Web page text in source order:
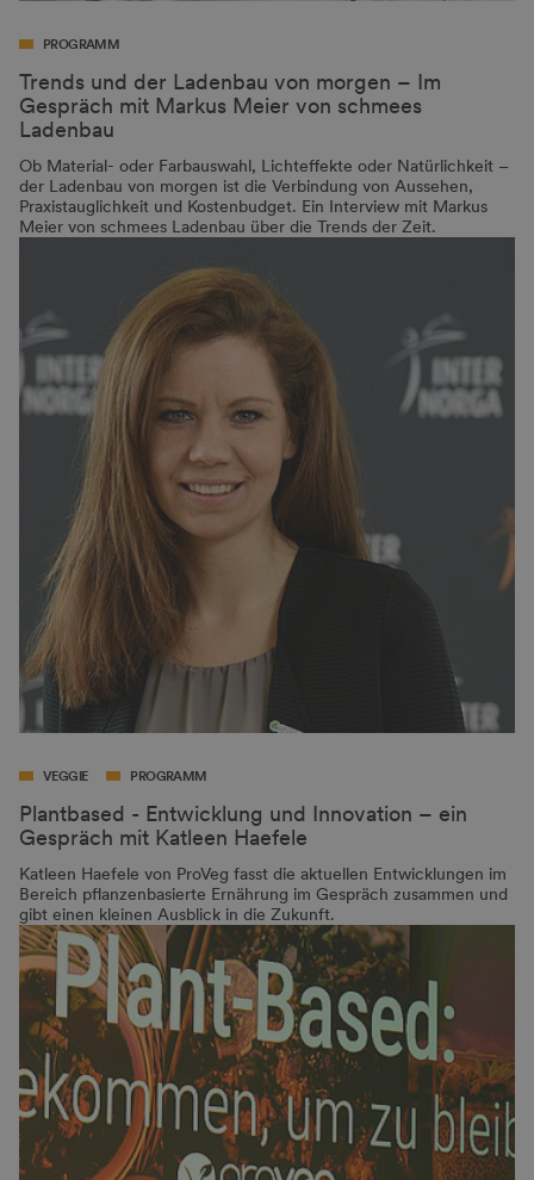
PROGRAMM
Trends und der Ladenbau von morgen – Im
Gespräch mit Markus Meier von schmees
Ladenbau
Ob Material- oder Farbauswahl, Lichteffekte oder Natürlichkeit –
der Ladenbau von morgen ist die Verbindung von Aussehen,
Praxistauglichkeit und Kostenbudget. Ein Interview mit Markus
Meier von schmees Ladenbau über die Trends der Zeit.
VEGGIE PROGRAMM
Plantbased - Entwicklung und Innovation – ein
Gespräch mit Katleen Haefele
Katleen Haefele von ProVeg fasst die aktuellen Entwicklungen im
Bereich pflanzenbasierte Ernährung im Gespräch zusammen und
gibt einen kleinen Ausblick in die Zukunft.